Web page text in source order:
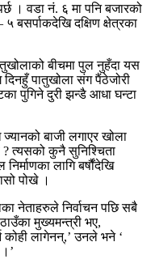
। वडा नं. ६ मा पनि बजारको
बसर्पाकदेखि दक्षिण क्षेत्रका
बीचमा पुल नुहँदा यस
दिनहुँ पातुखोला संग पैंठेजोरी
पुगिने दुरी झन्डै आधा घन्टा
ज्यानको बाजी लगाएर खोला
? त्यसको कुनै सुनिश्चिता
लागि बर्षौंदेखि
पोखे ।
नेताहरुले निर्वाचन पछि सबै
मुख्यमन्त्री भए,
कोही लागेनन्,’ उनले भने ‘